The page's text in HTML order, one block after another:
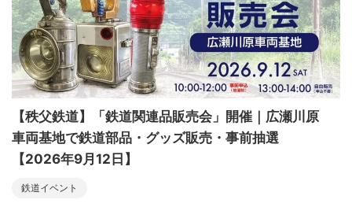
【秩父鉄道】「鉄道関連品販売会」開催｜広瀬川原
車両基地で鉄道部品・グッズ販売・事前抽選
【2026年9月12日】
鉄道イベント